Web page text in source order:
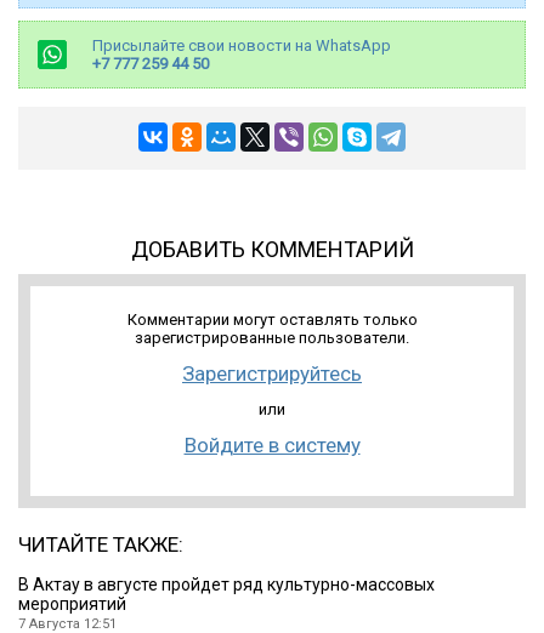
Присылайте свои новости на WhatsApp
+7 777 259 44 50
ДОБАВИТЬ КОММЕНТАРИЙ
Комментарии могут оставлять только
зарегистрированные пользователи.
Зарегистрируйтесь
или
Войдите в систему
ЧИТАЙТЕ ТАКЖЕ:
В Актау в августе пройдет ряд культурно-массовых
мероприятий
7 Августа 12:51